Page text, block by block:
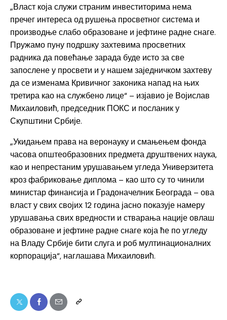
„Власт која служи страним инвеститорима нема
пречег интереса од рушења просветног система и
производње слабо образоване и јефтине радне снаге.
Пружамо пуну подршку захтевима просветних
радника да повећање зарада буде исто за све
запослене у просвети и у нашем заједничком захтеву
да се изменама Кривичног законика напад на њих
третира као на службено лице“ – изјавио је Војислав
Михаиловић, председник ПОКС и посланик у
Скупштини Србије.
„Укидањем права на веронауку и смањењем фонда
часова општеобразовних предмета друштвених наука,
као и непрестаним урушавањем угледа Универзитета
кроз фабриковање диплома – као што су то чинили
министар финансија и Градоначелник Београда – ова
власт у свих својих 12 година јасно показује намеру
урушавања свих вредности и стварања нације овлаш
образоване и јефтине радне снаге која ће по угледу
на Владу Србије бити слуга и роб мултинационалних
корпорација“, наглашава Михаиловић.